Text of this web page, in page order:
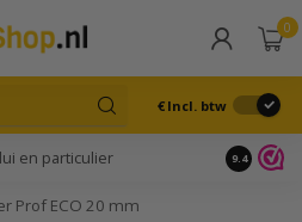
0
€ Incl. btw
en particulier 9.4
Prof ECO 20 mm